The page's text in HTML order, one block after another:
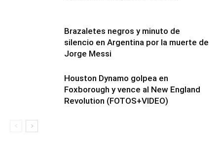
Brazaletes negros y minuto de
silencio en Argentina por la muerte de
Jorge Messi
Houston Dynamo golpea en
Foxborough y vence al New England
Revolution (FOTOS+VIDEO)